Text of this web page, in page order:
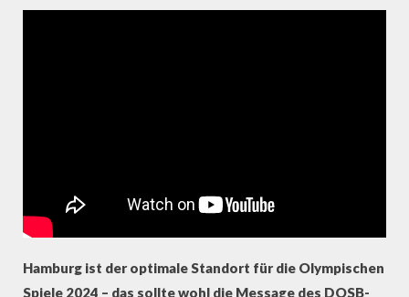
Hamburg ist der optimale Standort für die Olympischen
Spiele 2024 – das sollte wohl die Message des DOSB-